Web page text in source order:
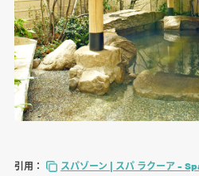
引用： スパゾーン | スパ ラクーア –